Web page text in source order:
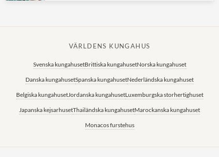
VÄRLDENS KUNGAHUS
Svenska kungahusetBrittiska kungahusetNorska kungahuset
Danska kungahusetSpanska kungahusetNederländska kungahuset
Belgiska kungahusetJordanska kungahusetLuxemburgska storhertighuset
Japanska kejsarhusetThailändska kungahusetMarockanska kungahuset
Monacos furstehus